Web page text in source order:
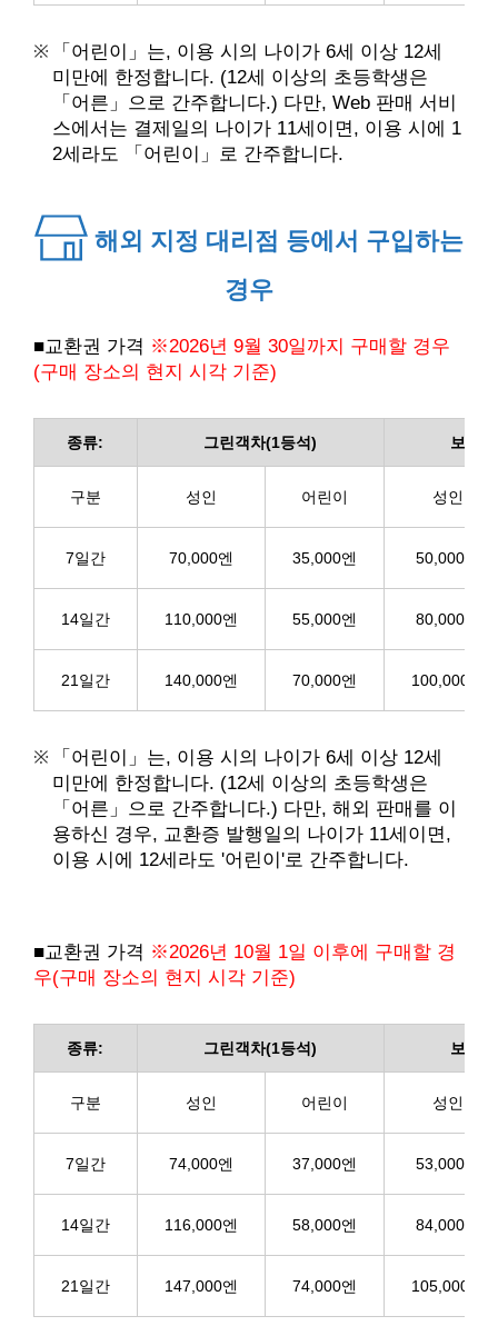
「어린이」는, 이용 시의 나이가 6세 이상 12세
미만에 한정합니다. (12세 이상의 초등학생은
「어른」으로 간주합니다.) 다만, Web 판매 서비
스에서는 결제일의 나이가 11세이면, 이용 시에 1
2세라도 「어린이」로 간주합니다.
해외 지정 대리점 등에서 구입하는
경우
■교환권 가격 ※2026년 9월 30일까지 구매할 경우
(구매 장소의 현지 시각 기준)
종류: 그린객차(1등석) 보통
구분 성인 어린이 성인
7일간 70,000엔 35,000엔 50,000엔
14일간 110,000엔 55,000엔 80,000엔
21일간 140,000엔 70,000엔 100,000엔
「어린이」는, 이용 시의 나이가 6세 이상 12세
미만에 한정합니다. (12세 이상의 초등학생은
「어른」으로 간주합니다.) 다만, 해외 판매를 이
용하신 경우, 교환증 발행일의 나이가 11세이면,
이용 시에 12세라도 '어린이'로 간주합니다.
■교환권 가격 ※2026년 10월 1일 이후에 구매할 경
우(구매 장소의 현지 시각 기준)
종류: 그린객차(1등석) 보통
구분 성인 어린이 성인
7일간 74,000엔 37,000엔 53,000엔
14일간 116,000엔 58,000엔 84,000엔
21일간 147,000엔 74,000엔 105,000엔